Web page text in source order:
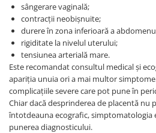
sângerare vaginală;
contracții neobișnuite;
durere în zona inferioară a
rigiditate la nivelul uterului;
tensiunea arterială mare.
Este recomandat consultul medical și
apariția unuia ori a mai multor
complicațiile severe care pot pune în
Chiar dacă desprinderea de placentă nu
întotdeauna ecografic, simptomatologia
punerea diagnosticului.